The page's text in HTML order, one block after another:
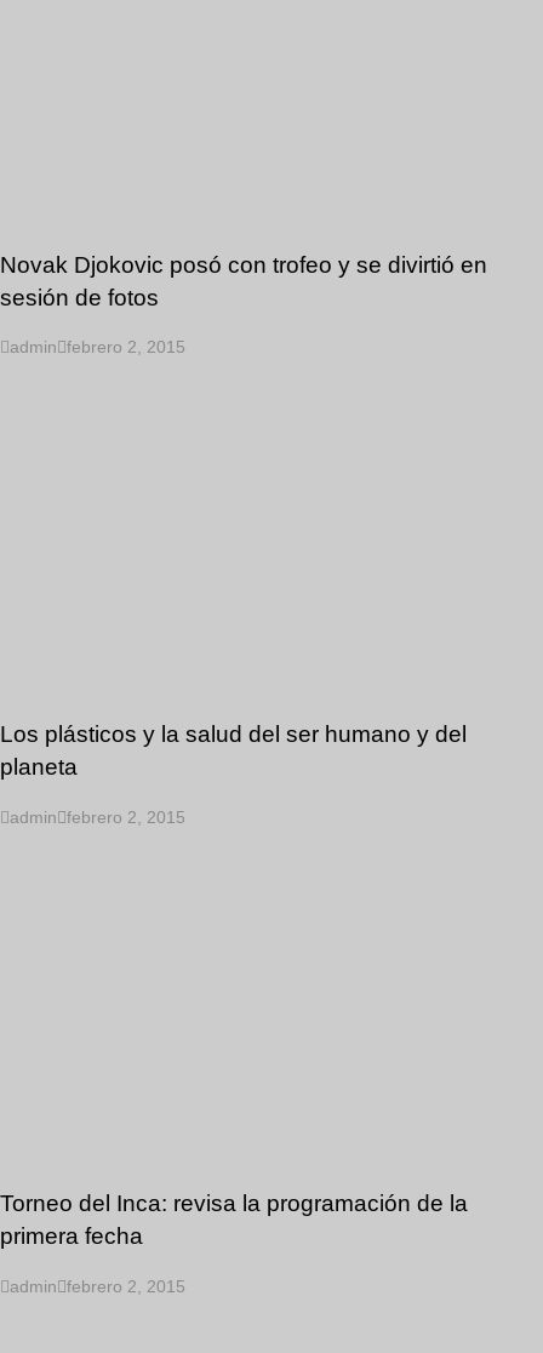
Novak Djokovic posó con trofeo y se divirtió en
sesión de fotos
admin febrero 2, 2015
Los plásticos y la salud del ser humano y del
planeta
admin febrero 2, 2015
Torneo del Inca: revisa la programación de la
primera fecha
admin febrero 2, 2015